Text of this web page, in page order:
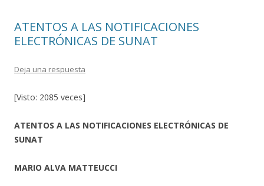
ATENTOS A LAS NOTIFICACIONES
ELECTRÓNICAS DE SUNAT
Deja una respuesta
[Visto: 2085 veces]
ATENTOS A LAS NOTIFICACIONES ELECTRÓNICAS DE
SUNAT
MARIO ALVA MATTEUCCI